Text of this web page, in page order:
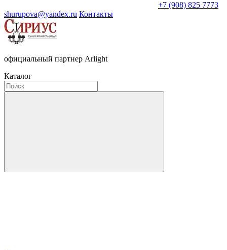
+7 (908) 825 7773
shurupova@yandex.ru Контакты
официальный партнер Arlight
Каталог